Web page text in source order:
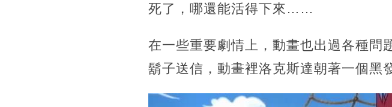
死了，哪還能活得下來……
在一些重要劇情上，動畫也出過各種問
鬍子送信，動畫裡洛克斯達朝著一個黑